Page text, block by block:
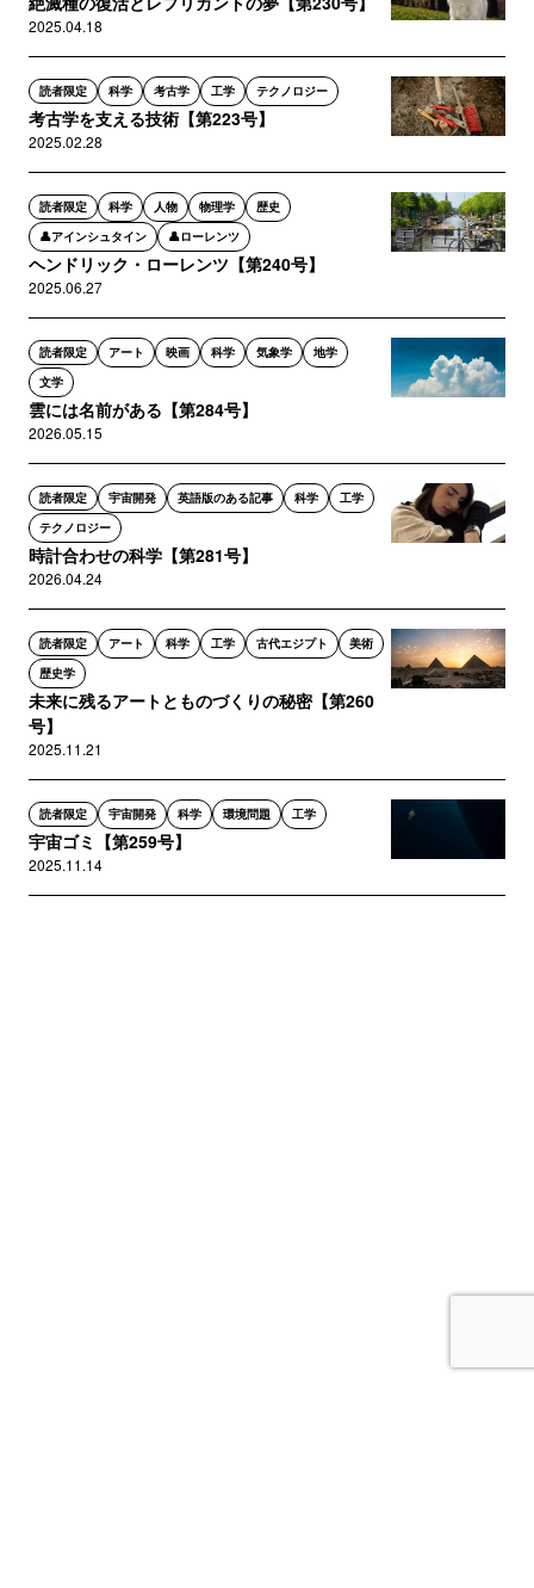
2025.04.18
読者限定 科学 考古学 工学 テクノロジー
考古学を支える技術【第223号】
2025.02.28
読者限定 科学 人物 物理学
歴史
👤アインシュタイン
👤ローレンツ
ヘンドリック・ローレンツ【第240号】
2025.06.27
読者限定 アート 映画 科学 気象学
地学
文学
雲には名前がある【第284号】
2026.05.15
読者限定 宇宙開発 英語版のある記事 科学
工学
テクノロジー
時計合わせの科学【第281号】
2026.04.24
読者限定 アート 科学 工学 古代エジプト
美術
歴史学
未来に残るアートとものづくりの秘密【第260
号】
2025.11.21
読者限定 宇宙開発 科学 環境問題 工学
宇宙ゴミ【第259号】
2025.11.14